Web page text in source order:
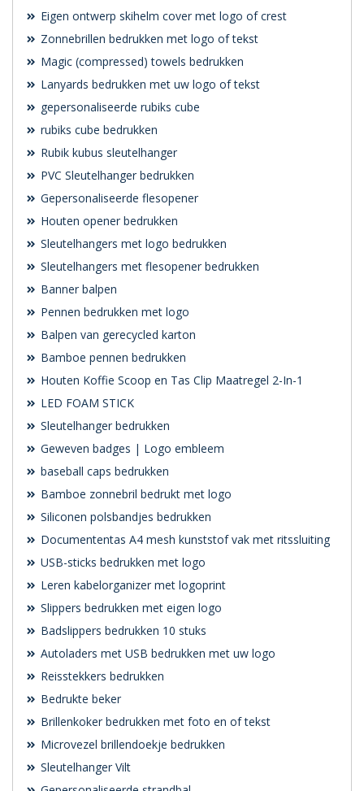
Eigen ontwerp skihelm cover met logo of crest
Zonnebrillen bedrukken met logo of tekst
Magic (compressed) towels bedrukken
Lanyards bedrukken met uw logo of tekst
gepersonaliseerde rubiks cube
rubiks cube bedrukken
Rubik kubus sleutelhanger
PVC Sleutelhanger bedrukken
Gepersonaliseerde flesopener
Houten opener bedrukken
Sleutelhangers met logo bedrukken
Sleutelhangers met flesopener bedrukken
Banner balpen
Pennen bedrukken met logo
Balpen van gerecycled karton
Bamboe pennen bedrukken
Houten Koffie Scoop en Tas Clip Maatregel 2-In-1
LED FOAM STICK
Sleutelhanger bedrukken
Geweven badges | Logo embleem
baseball caps bedrukken
Bamboe zonnebril bedrukt met logo
Siliconen polsbandjes bedrukken
Documententas A4 mesh kunststof vak met ritssluiting
USB-sticks bedrukken met logo
Leren kabelorganizer met logoprint
Slippers bedrukken met eigen logo
Badslippers bedrukken 10 stuks
Autoladers met USB bedrukken met uw logo
Reisstekkers bedrukken
Bedrukte beker
Brillenkoker bedrukken met foto en of tekst
Microvezel brillendoekje bedrukken
Sleutelhanger Vilt